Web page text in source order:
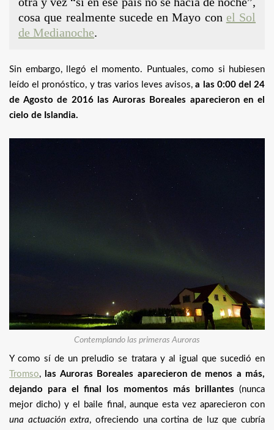
cosa que realmente sucede en Mayo con el Sol
de Medianoche.
Sin embargo, llegó el momento. Puntuales, como si hubiesen
leído el pronóstico, y tras varios leves avisos,a las 0:00 del 24
de Agosto de 2016 las Auroras Boreales aparecieron en el
cielo de Islandia.
Contemplando las primeras Auroras
Y como sí de un preludio se tratara y al igual que sucedió en
Tromso,
las Auroras Boreales aparecieron de menos a más,
dejando para el final los momentos más brillantes (nunca
mejor dicho) y el baile final, aunque esta vez aparecieron con
una actuación extra, ofreciendo una cortina de luz que cubría